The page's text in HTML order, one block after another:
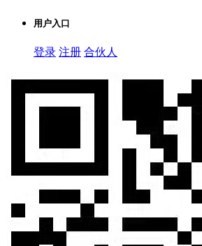
用户入口
登录 注册 合伙人